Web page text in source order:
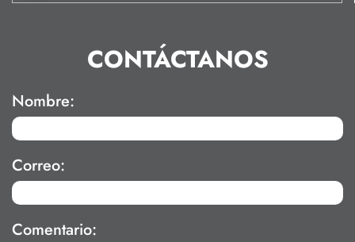
CONTÁCTANOS
Nombre:
Correo:
Comentario: